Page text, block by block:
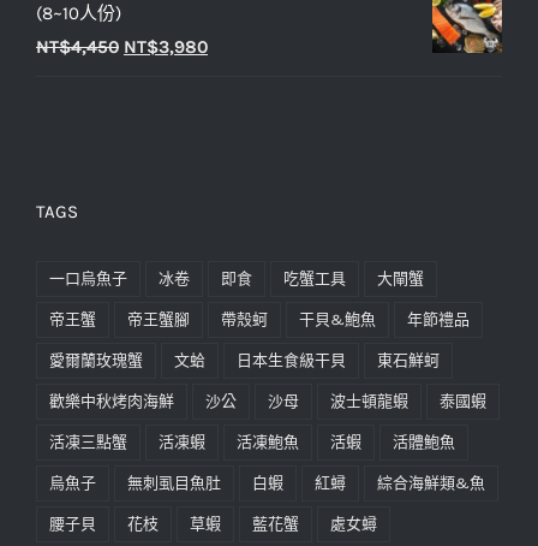
(8~10人份)
NT$4,450 NT$3,980
TAGS
一口烏魚子 冰卷 即食 吃蟹工具 大閘蟹
帝王蟹 帝王蟹腳 帶殼蚵 干貝&鮑魚 年節禮品
愛爾蘭玫瑰蟹 文蛤 日本生食級干貝 東石鮮蚵
歡樂中秋烤肉海鮮 沙公 沙母 波士頓龍蝦 泰國蝦
活凍三點蟹 活凍蝦 活凍鮑魚 活蝦 活體鮑魚
烏魚子 無刺虱目魚肚 白蝦 紅蟳 綜合海鮮類&魚
腰子貝 花枝 草蝦 藍花蟹 處女蟳